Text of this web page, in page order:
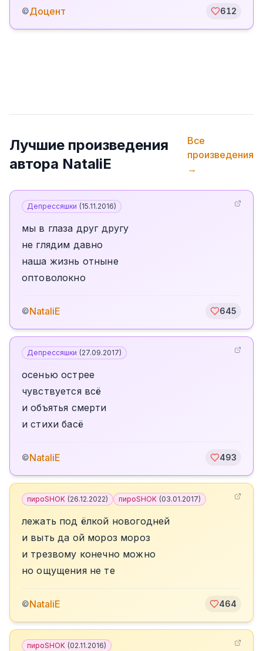
©Доцент 612
Лучшие произведения
автора NataliE
Все
произведения
→
Депрессяшки (15.11.2016)
мы в глаза друг другу
не глядим давно
наша жизнь отныне
оптоволокно
©NataliE 645
Депрессяшки (27.09.2017)
осенью острее
чувствуется всё
и объятья смерти
и стихи басё
©NataliE 493
пироSHOK (26.12.2022) пироSHOK (03.01.2017)
лежать под ёлкой новогодней
и выть да ой мороз мороз
и трезвому конечно можно
но ощущения не те
©NataliE 464
пироSHOK (02.11.2016)